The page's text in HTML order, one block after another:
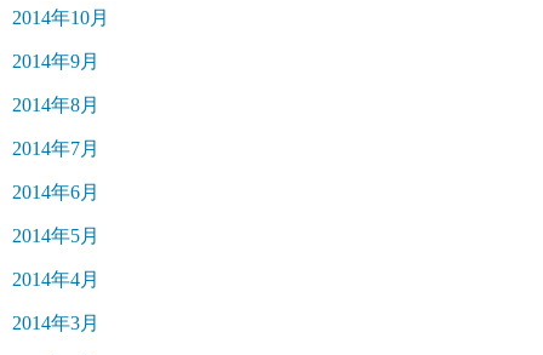
2014年10月
2014年9月
2014年8月
2014年7月
2014年6月
2014年5月
2014年4月
2014年3月